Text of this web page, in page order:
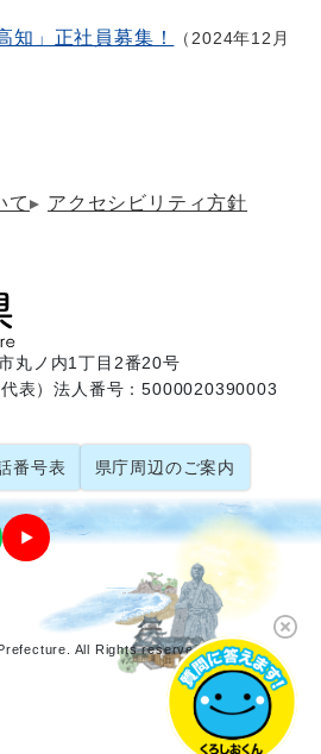
知」正社員募集！
2024年12月
て
アクセシビリティ方針
丸ノ内1丁目2番20号
表）法人番号：5000020390003
番号表 県庁周辺のご案内
All Rights reserved.